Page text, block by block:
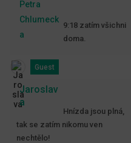
Petra
Chlumeck
a
9:18 zatím všichni
doma.
Guest
Jaroslav
a
Hnízda jsou plná,
tak se zatím nikomu ven
nechtělo!